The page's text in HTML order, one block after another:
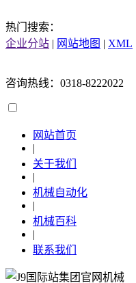
热门搜索：
企业分站 | 网站地图 | XML
咨询热线：0318-8222022
网站首页
|
关于我们
|
机械自动化
|
机械百科
|
联系我们